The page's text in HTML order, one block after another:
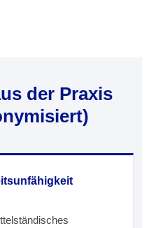
der Praxis